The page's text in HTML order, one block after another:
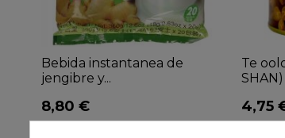
Bebida instantanea de
jengibre y...
8,80 €
Te
4,75